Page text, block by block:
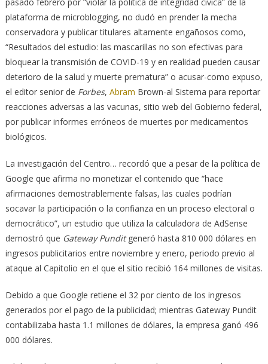
plataforma de microblogging, no dudó en prender la mecha
conservadora y publicar titulares altamente engañosos como,
“Resultados del estudio: las mascarillas no son efectivas para
bloquear la transmisión de COVID-19 y en realidad pueden causar
deterioro de la salud y muerte prematura” o acusar-como expuso,
el editor senior de Forbes, Abram Brown-al Sistema para reportar
reacciones adversas a las vacunas, sitio web del Gobierno federal,
por publicar informes erróneos de muertes por medicamentos
biológicos.
La investigación del Centro… recordó que a pesar de la política de
Google que afirma no monetizar el contenido que “hace
afirmaciones demostrablemente falsas, las cuales podrían
socavar la participación o la confianza en un proceso electoral o
democrático”, un estudio que utiliza la calculadora de AdSense
demostró que Gateway Punditgeneró hasta 810 000 dólares en
ingresos publicitarios entre noviembre y enero, periodo previo al
ataque al Capitolio en el que el sitio recibió 164 millones de visitas.
Debido a que Google retiene el 32 por ciento de los ingresos
generados por el pago de la publicidad; mientras Gateway Pundit
contabilizaba hasta 1.1 millones de dólares, la empresa ganó 496
000 dólares.